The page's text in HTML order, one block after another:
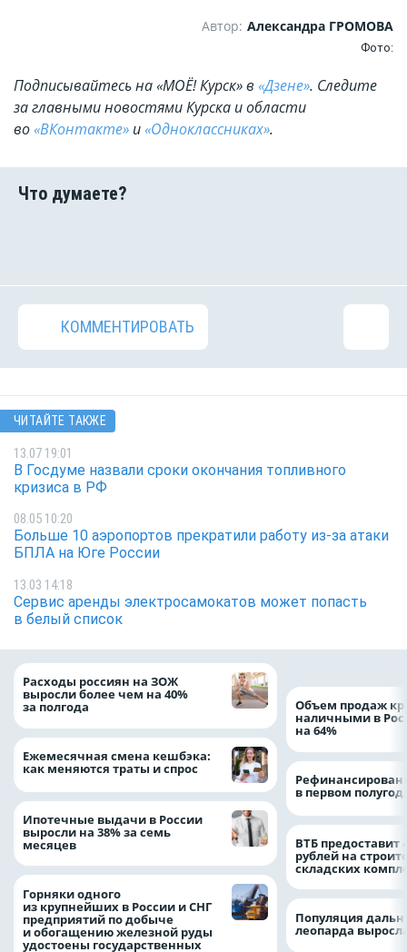
Автор: Александра ГРОМОВА
Фото:
Подписывайтесь на «МОЁ! Курск» в «Дзене». Cледите
за главными новостями Курска и области
во«ВКонтакте» и«Одноклассниках».
КОММЕНТИРОВАТЬ
ЧИТАЙТЕ ТАКЖЕ
13.07 19:01
В Госдуме назвали сроки окончания топливного
кризиса в РФ
08.05 10:20
Больше 10 аэропортов прекратили работу из-за атаки
БПЛА на Юге России
13.03 14:18
Сервис аренды электросамокатов может попасть
в белый список
Расходы россиян на ЗОЖ
выросли более чем на 40%
за полгода
Ежемесячная смена кешбэка:
как меняются траты и спрос
Ипотечные выдачи в России
выросли на 38% за семь
месяцев
Горняки одного
из крупнейших в России и СНГ
предприятий по добыче
и обогащению железной руды
удостоены государственных
Объем продаж
наличными в
на 64%
в первом
ВТБ предоставит
рублей на
складских
Популяция
леопарда